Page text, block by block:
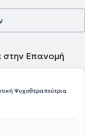
στην Επανομή
Ψυχοθεραπεύτρια